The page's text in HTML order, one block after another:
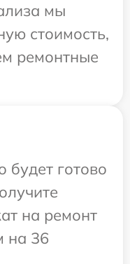
мы
стоимость,
ремонтные
будет готово
на ремонт
на 36